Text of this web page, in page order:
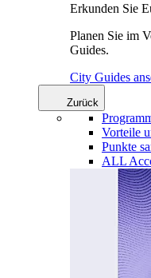
Erkunden Sie
Planen Sie im
Guides.
City Guides
Zurück
Vorteile
Punkte
ALL